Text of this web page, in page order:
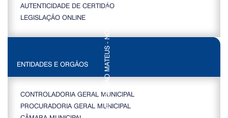
AUTENTICIDADE DE CERTIDÃO
LEGISLAÇÃO ONLINE
ENTIDADES E ORGÃOS
CONTROLADORIA GERAL MUNICIPAL
PROCURADORIA GERAL MUNICIPAL